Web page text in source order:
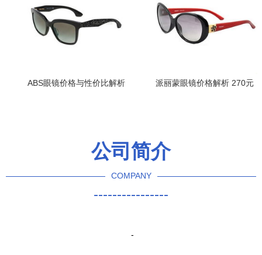
ABS眼镜价格与性价比解析
派丽蒙眼镜价格解析 270元
公司简介
COMPANY
----------------
-